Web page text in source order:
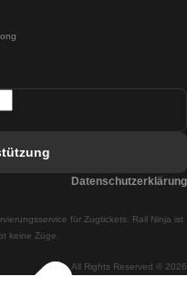
Madrid
Braga
Lissabon All Rights Reserved © 2026
für Zugtickets. Rail Ninja ist
keine Züge.
Datenschutzerklärung